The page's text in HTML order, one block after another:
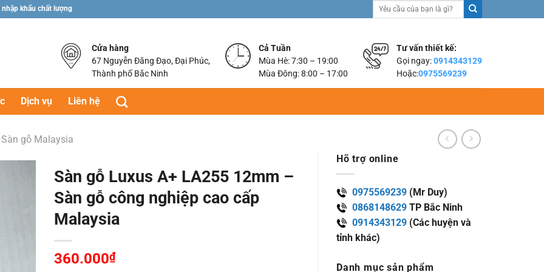
khẩu chất lượng
Tìm
Tư vấn thiết kế:
Gọi ngay:0914343129
Hoặc:0975569239
Cả Tuần
Mùa Hè: 7:30 – 19:00
Mùa Đông: 8:00 – 17:00
Cửa hàng
67 Nguyễn Đăng Đạo, Đại Phúc,
Thành phố Bắc Ninh
Dịch vụ Liên hệ
Sàn gỗ Malaysia
Hõ trợ online
0975569239 (Mr Duy)
0868148629 TP Bắc Ninh
0914343129 (Các huyện và
tỉnh khác)
Danh mục sản phẩm
Sàn gỗ Luxus A+ LA255 12mm –
Sàn gỗ công nghiệp cao cấp
Malaysia
360.000₫